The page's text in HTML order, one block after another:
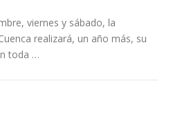
viernes y sábado, la
realizará, un año más, su
toda …